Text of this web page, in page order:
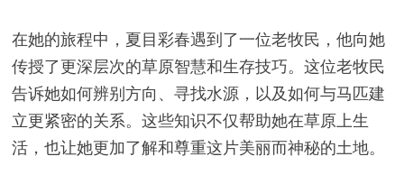
在她的旅程中，夏目彩春遇到了一位老牧民，他向她
传授了更深层次的草原智慧和生存技巧。这位老牧民
告诉她如何辨别方向、寻找水源，以及如何与马匹建
立更紧密的关系。这些知识不仅帮助她在草原上生
活，也让她更加了解和尊重这片美丽而神秘的土地。